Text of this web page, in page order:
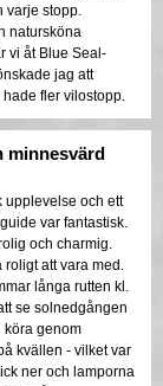
varje stopp.
natursköna
vi åt Blue Seal-
jag att
fler vilostopp.
minnesvärd
upplevelse och ett
var fantastisk.
och charmig.
att vara med.
långa rutten kl.
se solnedgången
köra genom
kvällen - vilket var
ner och lamporna